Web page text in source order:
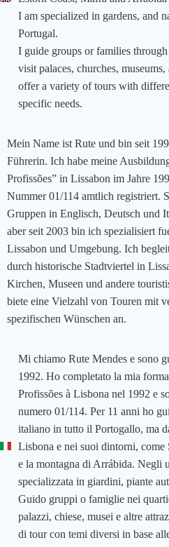
I am specialized in gardens, and
Portugal.
I guide groups or families
visit palaces, churches,
offer a variety of tours with
specific needs.
Mein Name ist Rute und bin seit
Führerin. Ich habe meine
Profissões” in Lissabon im Jahre
Nummer 01/114 amtlich registriert.
Gruppen in Englisch, Deutsch und
aber seit 2003 bin ich spezialisiert
Lissabon und Umgebung. Ich
durch historische Stadtviertel in
Kirchen, Museen und andere
biete eine Vielzahl von Touren mit
spezifischen Wünschen an.
Mi chiamo Rute Mendes e sono
1992. Ho completato la mia
Profissões à Lisbona nel 1992 e
numero 01/114. Per 11 anni ho
italiano in tutto il Portogallo, ma
Lisbona e nei suoi dintorni,
e la montagna di Arrábida. Negli
specializzata in giardini, piante
Guido gruppi o famiglie nei
palazzi, chiese, musei e altre
di tour con temi diversi in base